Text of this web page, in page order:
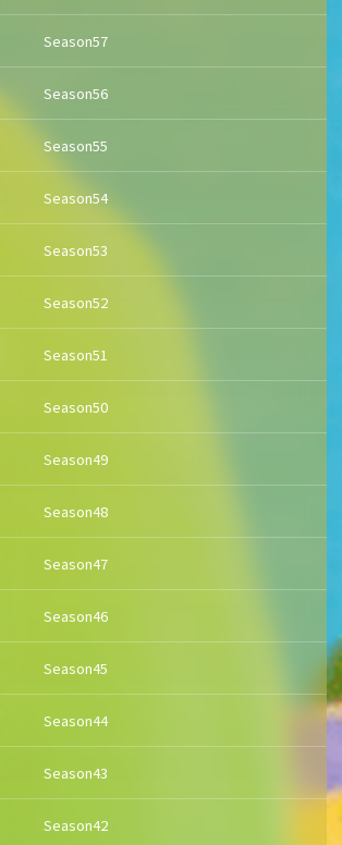
Season57
Season56
Season55
Season54
Season53
Season52
Season51
Season50
Season49
Season48
Season47
Season46
Season45
Season44
Season43
Season42